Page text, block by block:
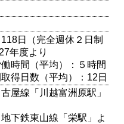
日（完全週休２日制
年度より
時間（平均）：５時間
得日数（平均）：12日
屋線「川越富洲原駅」
下鉄東山線「栄駅」よ